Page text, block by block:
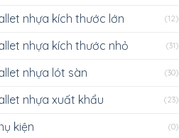
nhựa kích thước lớn (12)
nhựa kích thước nhỏ (31)
nhựa lót sàn (30)
nhựa xuất khẩu (23)
kiện (0)